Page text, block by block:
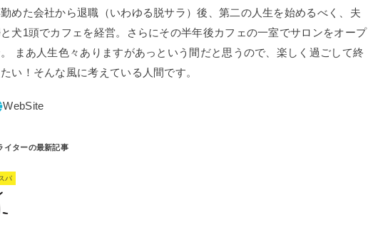
めた会社から退職（いわゆる脱サラ）後、第二の人生を始めるべく、夫
犬1頭でカフェを経営。さらにその半年後カフェの一室でサロンをオープ
。 まあ人生色々ありますがあっという間だと思うので、楽しく過ごして終
たい！そんな風に考えている人間です。
パ